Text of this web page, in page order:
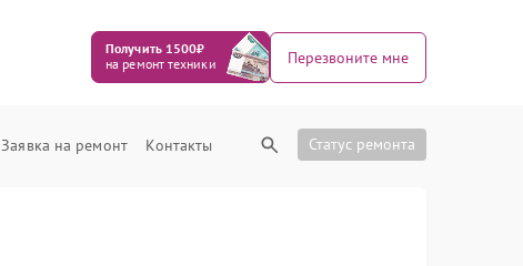
Получить 1500₽
на ремонт техники
Перезвоните мне
Заявка на ремонт Контакты Статус ремонта